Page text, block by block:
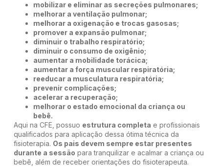
mobilizar e eliminar as secreções pulmonares;
melhorar a ventilação pulmonar;
melhorar a oxigenação e trocas gasosas;
promover a expansão pulmonar;
diminuir o trabalho respiratório;
diminuir o consumo de oxigênio;
aumentar a mobilidade torácica;
aumentar a força muscular respiratória;
reeducar a musculatura respiratória;
prevenir complicações;
acelerar a recuperação;
melhorar o estado emocional da criança ou
bebê.
Aqui na CFE, possuo estrutura completa e profissionais
qualificados para aplicação dessa ótima técnica da
fisioterapia. Os pais devem sempre estar presentes
durante a sessão para tranquilizar e acalmar a criança ou
bebê, além de receber orientações do fisioterapeuta.